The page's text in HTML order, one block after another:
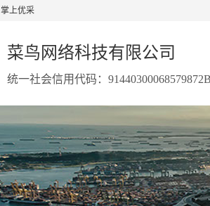
掌上优采
菜鸟网络科技有限公司
统一社会信用代码：